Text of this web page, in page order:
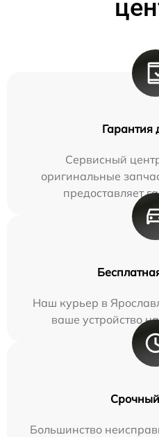
Гарантия
Сервисный
оригинальные
предоставляет
Наш курьер в
ваше устройство
Большинство